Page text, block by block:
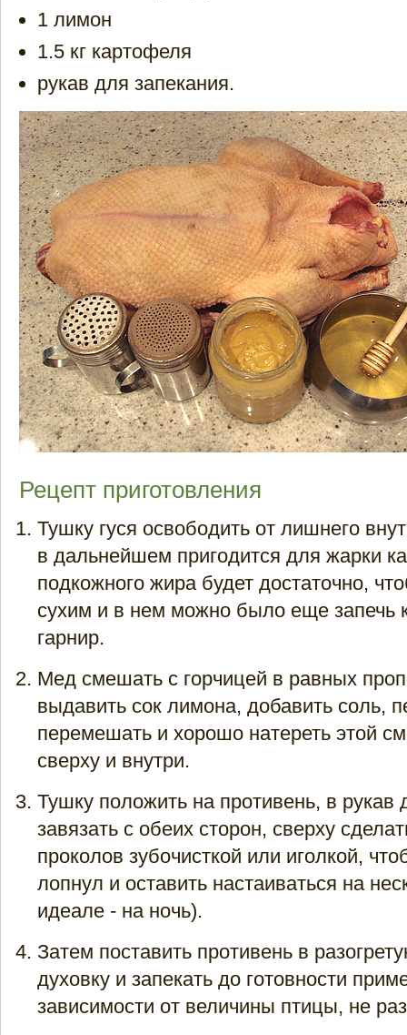
1 лимон
1.5 кг картофеля
рукав для запекания.
Рецепт приготовления
Тушку гуся освободить от лишнего
в дальнейшем пригодится для жарки
подкожного жира будет достаточно,
сухим и в нем можно было еще запечь
гарнир.
Мед смешать с горчицей в равных
выдавить сок лимона, добавить соль,
перемешать и хорошо натереть этой
сверху и внутри.
Тушку положить на противень, в рукав
завязать с обеих сторон, сверху
проколов зубочисткой или иголкой,
лопнул и оставить настаиваться на
идеале - на ночь).
Затем поставить противень в
духовку и запекать до готовности
зависимости от величины птицы, не